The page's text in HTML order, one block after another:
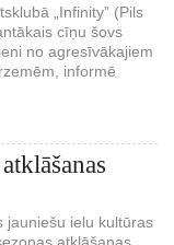
„Infinity” (Pils
cīņu šovs
no agresīvākajiem
informē
jauniešu ielu kultūras
atklāšanas